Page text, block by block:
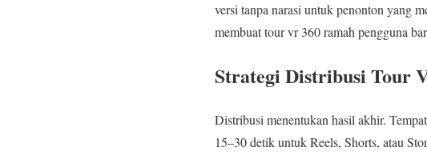
versi tanpa narasi untuk penonton yang
membuat tour vr 360 ramah pengguna
Strategi Distribusi Tour
Distribusi menentukan hasil akhir.
15–30 detik untuk Reels, Shorts, atau